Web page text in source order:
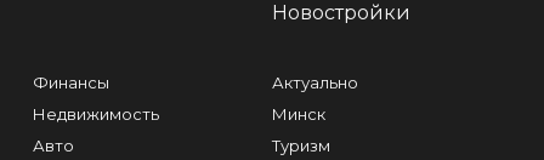
Новостройки
Финансы
Недвижимость
Авто
Актуально
Минск
Туризм